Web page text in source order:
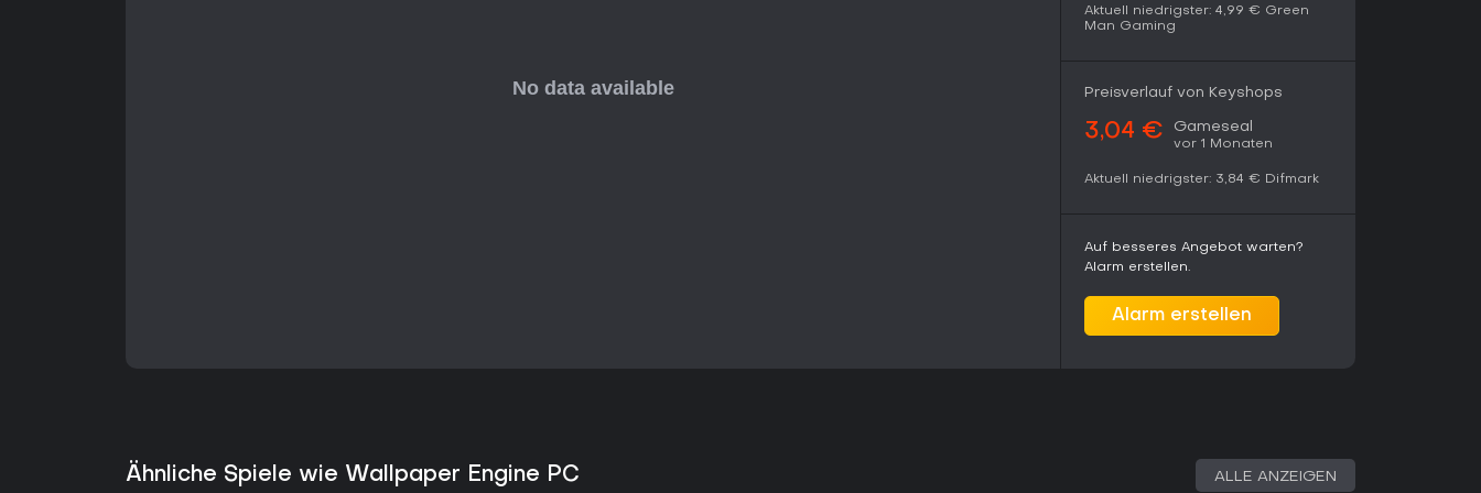
allem wegen des kostenlosen Workshop-Contents und Editors. Bei schwacher
Hardware bleib bei einfachen 2D-Wallpapers, um Einbußen zu vermeiden.
Aktuell niedrigster: 4,99 € Green
Man Gaming
Preisverlauf von Keyshops
3,04 € Gameseal
vor 1 Monaten
Aktuell niedrigster: 3,84 € Difmark
Auf besseres Angebot warten?
Alarm erstellen.
Alarm erstellen
Ähnliche Spiele wie Wallpaper Engine PC ALLE ANZEIGEN